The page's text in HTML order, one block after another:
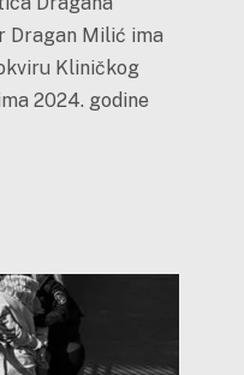
Dragan Milić ima
Kliničkog
2024. godine